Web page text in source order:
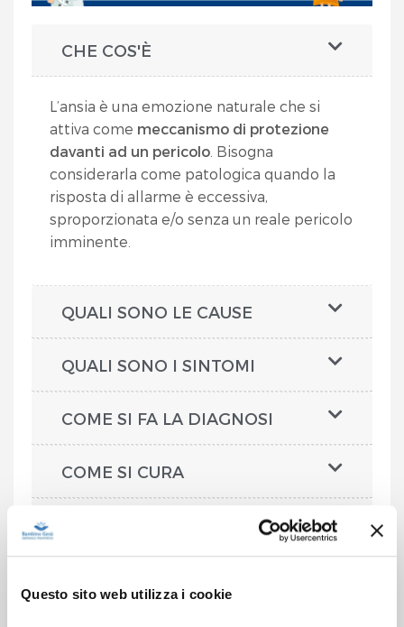
Questo sito web utilizza i cookie
CHE COS'È
L’ansia è una emozione naturale che si
attiva come meccanismo di protezione
davanti ad un pericolo . Bisogna
considerarla come patologica quando la
risposta di allarme è eccessiva,
sproporzionata e/o senza un reale pericolo
imminente.
QUALI SONO LE CAUSE
QUALI SONO I SINTOMI
COME SI FA LA DIAGNOSI
COME SI CURA